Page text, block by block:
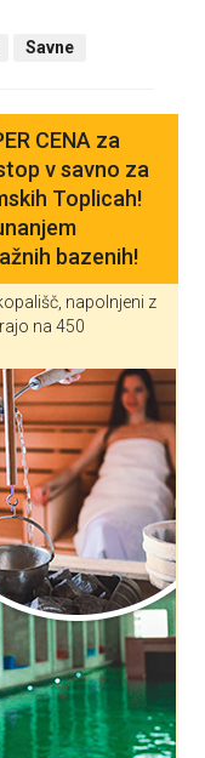
Savne
CENA za
v savno za
Toplicah!
bazenih!
napolnjeni z
na 450